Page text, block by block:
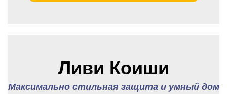
Ливи Коиши
Максимально стильная защита и умный дом